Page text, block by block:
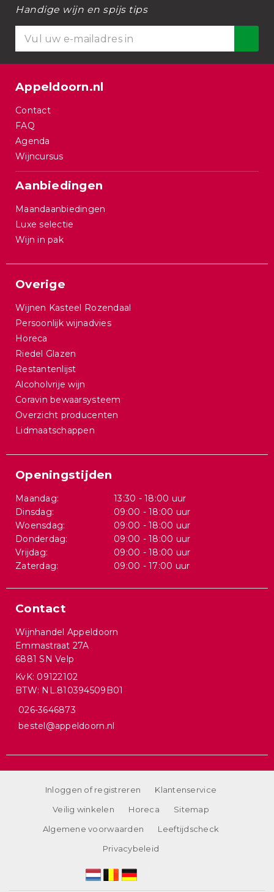
Handige wijn en spijs tips
Appeldoorn.nl
Contact
FAQ
Agenda
Wijncursus
Aanbiedingen
Maandaanbiedingen
Luxe selectie
Wijn in pak
Overige
Wijnen Kasteel Rozendaal
Persoonlijk wijnadvies
Horeca
Riedel Glazen
Restantenlijst
Alcoholvrije wijn
Coravin bewaarsysteem
Overzicht producenten
Lidmaatschappen
Openingstijden
Maandag:
13:30 - 18:00 uur
Dinsdag:
09:00 - 18:00 uur
Woensdag:
09:00 - 18:00 uur
Donderdag:
09:00 - 18:00 uur
Vrijdag:
09:00 - 18:00 uur
Zaterdag:
09:00 - 17:00 uur
Contact
Wijnhandel Appeldoorn
Emmastraat 27A
6881 SN Velp
KvK: 09122102
BTW: NL.810394509B01
026-3646873
bestel@appeldoorn.nl
Inloggen of registreren
Klantenservice
Veilig winkelen
Horeca
Sitemap
Algemene voorwaarden
Leeftijdscheck
Privacybeleid